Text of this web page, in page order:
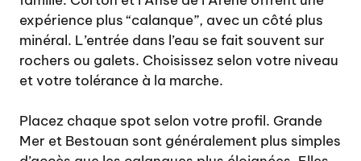
expérience plus “calanque”, avec un côté plus
minéral. L’entrée dans l’eau se fait souvent sur
rochers ou galets. Choisissez selon votre niveau
et votre tolérance à la marche.
Placez chaque spot selon votre profil. Grande
Mer et Bestouan sont généralement plus simples